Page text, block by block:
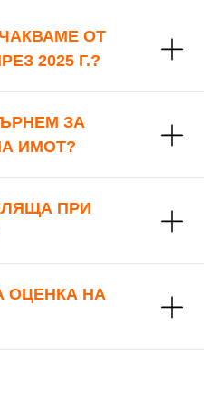
ОТ
2025 Г.?
ЗА
ИМОТ?
ПРИ
ОЦЕНКА НА